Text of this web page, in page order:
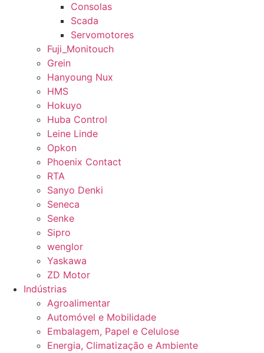
Consolas
Scada
Servomotores
Fuji_Monitouch
Grein
Hanyoung Nux
HMS
Hokuyo
Huba Control
Leine Linde
Opkon
Phoenix Contact
RTA
Sanyo Denki
Seneca
Senke
Sipro
wenglor
Yaskawa
ZD Motor
Indústrias
Agroalimentar
Automóvel e Mobilidade
Embalagem, Papel e Celulose
Energia, Climatização e Ambiente